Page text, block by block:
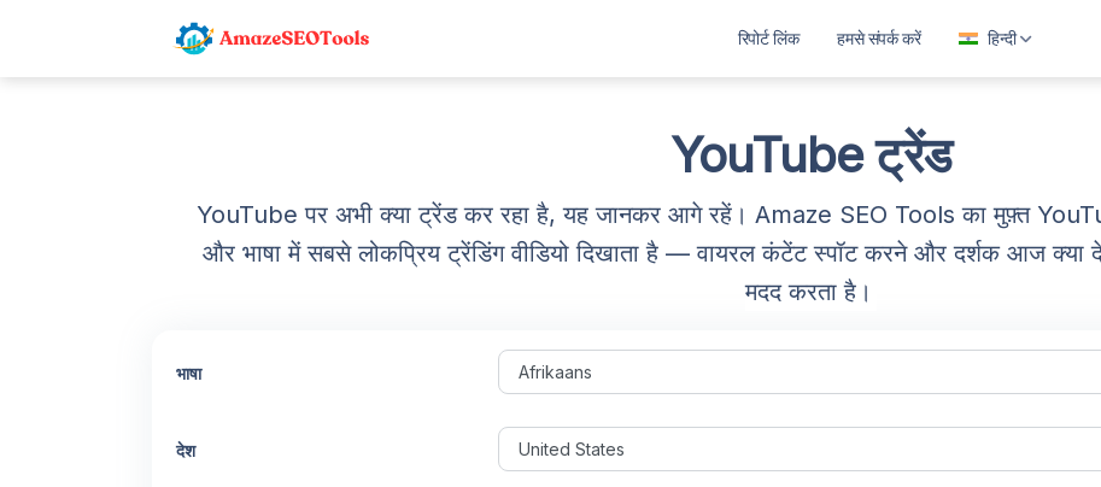
रिपोर्ट लिंक हमसे संपर्क करें हिन्दी
বাংলা
Deutsch
English
Español
Bahasa Indonesia
ಕನ್ನಡ
YouTube ट्रेंड
YouTube पर अभी क्या ट्रेंड कर रहा है, यह जानकर आगे रहें। Amaze SEO Tools का मुफ़्त
और भाषा में सबसे लोकप्रिय ट्रेंडिंग वीडियो दिखाता है — वायरल कंटेंट स्पॉट करने और दर्शक आज क्या
मदद करता है।
भाषा
देश